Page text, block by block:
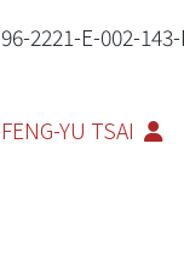
96-2221-E-002-
FENG-YU TSAI